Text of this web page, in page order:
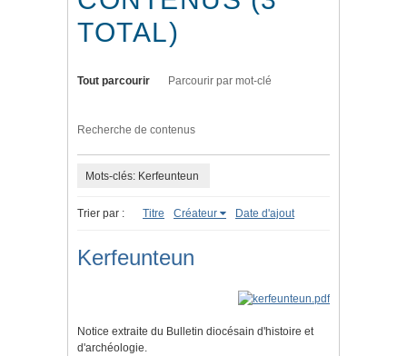
TOTAL)
Tout parcourir Parcourir par mot-clé
Recherche de contenus
Mots-clés: Kerfeunteun
Trier par : Titre Créateur Date d'ajout
Kerfeunteun
Notice extraite du Bulletin diocésain d'histoire et
d'archéologie.